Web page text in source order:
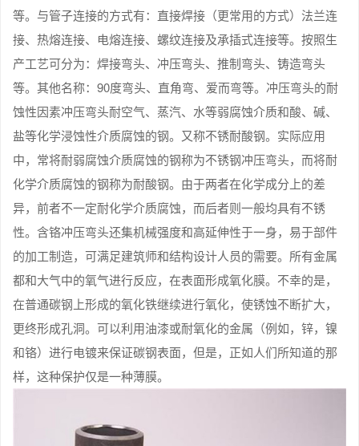
等。与管子连接的方式有：直接焊接（更常用的方式）法兰连
接、热熔连接、电熔连接、螺纹连接及承插式连接等。按照生
产工艺可分为：焊接弯头、冲压弯头、推制弯头、铸造弯头
等。其他名称：90度弯头、直角弯、爱而弯等。冲压弯头的耐
蚀性因素冲压弯头耐空气、蒸汽、水等弱腐蚀介质和酸、碱、
盐等化学浸蚀性介质腐蚀的钢。又称不锈耐酸钢。实际应用
中，常将耐弱腐蚀介质腐蚀的钢称为不锈钢冲压弯头，而将耐
化学介质腐蚀的钢称为耐酸钢。由于两者在化学成分上的差
异，前者不一定耐化学介质腐蚀，而后者则一般均具有不锈
性。含铬冲压弯头还集机械强度和高延伸性于一身，易于部件
的加工制造，可满足建筑师和结构设计人员的需要。所有金属
都和大气中的氧气进行反应，在表面形成氧化膜。不幸的是，
在普通碳钢上形成的氧化铁继续进行氧化，使锈蚀不断扩大，
更终形成孔洞。可以利用油漆或耐氧化的金属（例如，锌，镍
和铬）进行电镀来保证碳钢表面，但是，正如人们所知道的那
样，这种保护仅是一种薄膜。